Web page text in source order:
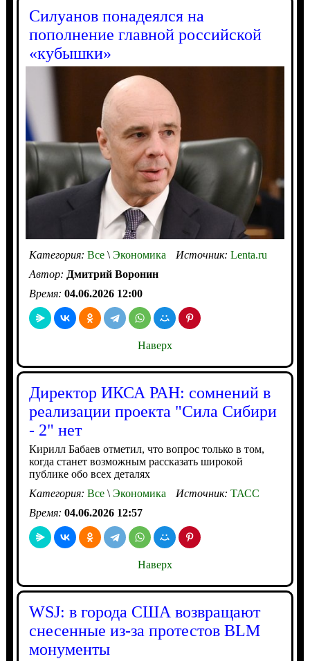
Силуанов понадеялся на
пополнение главной российской
«кубышки»
Категория: Все\Экономика Источник: Lenta.ru
Автор: Дмитрий Воронин
Время: 04.06.2026 12:00
Наверх
Директор ИКСА РАН: сомнений в
реализации проекта "Сила Сибири
- 2" нет
Кирилл Бабаев отметил, что вопрос только в том,
когда станет возможным рассказать широкой
публике обо всех деталях
Категория: Все\Экономика Источник: ТАСС
Время: 04.06.2026 12:57
Наверх
WSJ: в города США возвращают
снесенные из-за протестов BLM
монументы